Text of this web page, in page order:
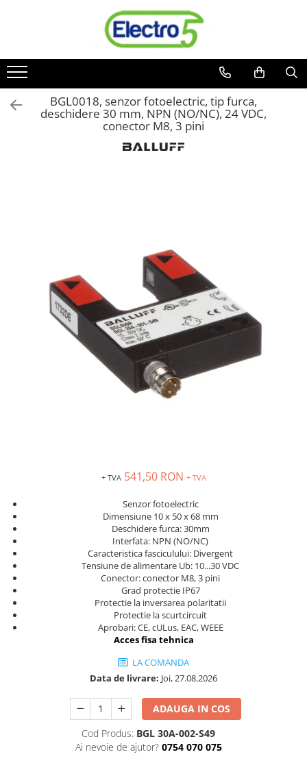
Sisteme de automatizare si control
Automate programabile
Seria DVP-Slim PLC-CPU
Seria DVP Motion-CPU
Terminale programabile ( HMI-uri )
Touch Panel / HMI
Inregistratoare
Solutii industriale Ethernet
Router si switch-uri industriale
Actionari electrice si de miscare
Accesorii generale
Sisteme servo ( Servo-Drivere si
Servo-Motoare )
Soft Startere
Comunicare Si Masurare
Encodere
Power meter
Regulatoare de temperatura si
Controler PID avansat - Blue Line
Counter Timer Tahometru
BGL0018, senzor fotoelectric, tip furca,
deschidere 30 mm, NPN (NO/NC), 24 VDC,
conector M8, 3 pini
+ TVA 541,50 RON + TVA
Senzor fotoelectric
Dimensiune 10 x 50 x 68 mm
Deschidere furca: 30mm
Interfata: NPN (NO/NC)
Caracteristica fasciculului: Divergent
Tensiune de alimentare Ub: 10...30 VDC
Conector: conector M8, 3 pini
Grad protectie IP67
Protectie la inversarea polaritatii
Protectie la scurtcircuit
Aprobari: CE, cULus, EAC, WEEE
Acces fisa tehnica
LA COMANDA
Data de livrare: Joi, 27.08.2026
ADAUGA IN COS
Cod Produs: BGL 30A-002-S49
Ai nevoie de ajutor? 0754 070 075